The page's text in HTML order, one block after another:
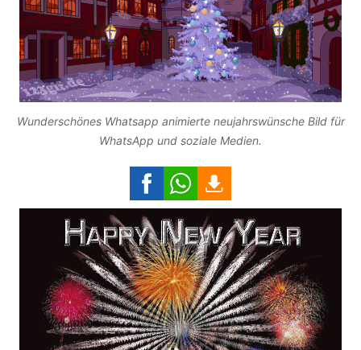
Wunderschönes Whatsapp animierte neujahrswünsche Bild für
WhatsApp und soziale Medien.